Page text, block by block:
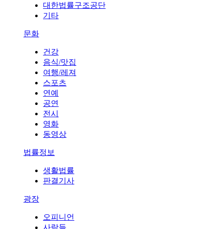
대한법률구조공단
기타
문화
건강
음식/맛집
여행/레져
스포츠
연예
공연
전시
영화
동영상
법률정보
생활법률
판결기사
광장
오피니언
사람들